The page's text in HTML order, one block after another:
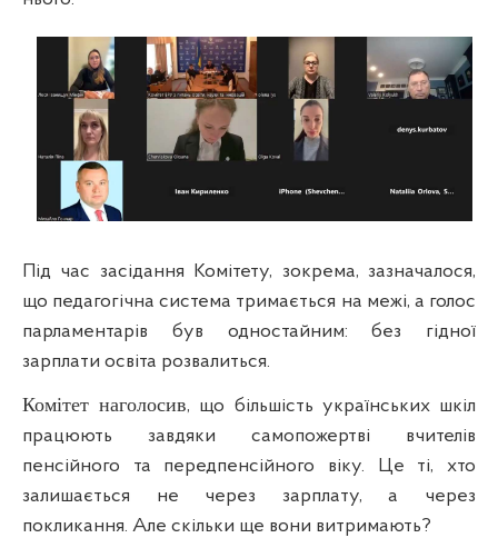
Під час засідання Комітету, зокрема, зазначалося,
що педагогічна система тримається на межі, а голос
парламентарів був одностайним: без гідної
зарплати освіта розвалиться.
Комітет наголосив, що більшість українських шкіл
працюють завдяки самопожертві вчителів
пенсійного та передпенсійного віку. Це ті, хто
залишається не через зарплату, а через
покликання. Але скільки ще вони витримають?